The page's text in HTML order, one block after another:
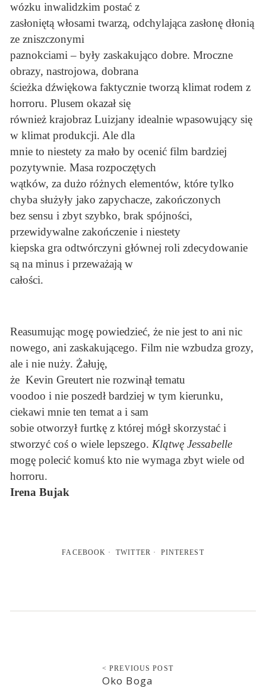
wózku inwalidzkim postać z
zasłoniętą włosami twarzą, odchylająca zasłonę dłonią
ze zniszczonymi
paznokciami – były zaskakująco dobre. Mroczne
obrazy, nastrojowa, dobrana
ścieżka dźwiękowa faktycznie tworzą klimat rodem z
horroru. Plusem okazał się
również krajobraz Luizjany idealnie wpasowujący się
w klimat produkcji. Ale dla
mnie to niestety za mało by ocenić film bardziej
pozytywnie. Masa rozpoczętych
wątków, za dużo różnych elementów, które tylko
chyba służyły jako zapychacze, zakończonych
bez sensu i zbyt szybko, brak spójności,
przewidywalne zakończenie i niestety
kiepska gra odtwórczyni głównej roli zdecydowanie
są na minus i przeważają w
całości.
Reasumując mogę powiedzieć, że nie jest to ani nic
nowego, ani zaskakującego. Film nie wzbudza grozy,
ale i nie nuży. Żałuję,
że Kevin Greutert nie rozwinął tematu
voodoo i nie poszedł bardziej w tym kierunku,
ciekawi mnie ten temat a i sam
sobie otworzył furtkę z której mógł skorzystać i
stworzyć coś o wiele lepszego. Klątwę Jessabelle
mogę polecić komuś kto nie wymaga zbyt wiele od
horroru.
Irena Bujak
FACEBOOK TWITTER PINTEREST
< PREVIOUS POST
Oko Boga